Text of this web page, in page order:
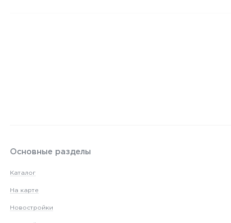
Основные разделы
Каталог
На карте
Новостройки